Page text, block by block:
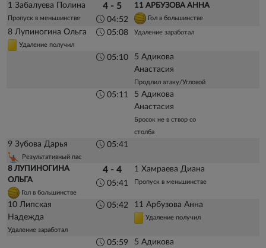
1 Забалуева Полина
Пропуск в меньшинстве
4 - 5
04:52
11 АРБУЗОВА АННА
Гол в большинстве
8 Лупиногина Ольга
Удаление получил
05:08 Удаление заработал
05:10
5 Адикова
Анастасия
Продлил атаку/Угловой
05:11
5 Адикова
Анастасия
Бросок не в створ со
столба
9 Зубова Дарья
Результативный пас
05:41
8 ЛУПИНОГИНА
ОЛЬГА
Гол в большинстве
4 - 4
05:41
1 Хамраева Диана
Пропуск в меньшинстве
10 Липская
Надежда
Удаление заработал
05:42 11 Арбузова Анна
Удаление получил
05:59
5 Адикова